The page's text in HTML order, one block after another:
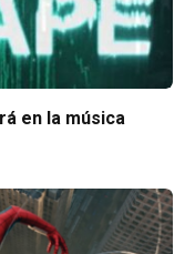
en la música